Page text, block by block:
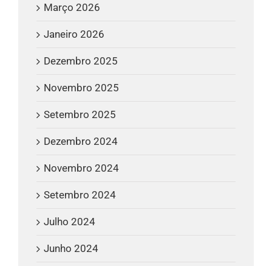
Março 2026
Janeiro 2026
Dezembro 2025
Novembro 2025
Setembro 2025
Dezembro 2024
Novembro 2024
Setembro 2024
Julho 2024
Junho 2024